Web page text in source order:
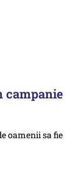
campanie